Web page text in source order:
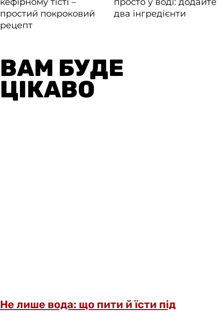
ВАМ БУДЕ
ЦІКАВО
Не лише вода: що пити й їсти під